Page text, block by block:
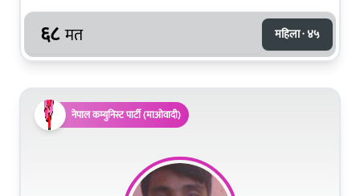
६८ मत महिला · ४५
नेपाल कम्युनिस्ट पार्टी (माओवादी)